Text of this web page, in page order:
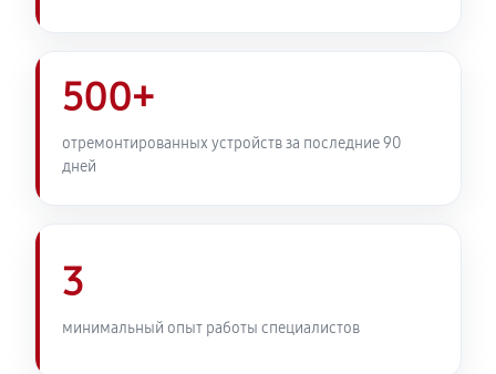
500+
отремонтированных устройств за последние 90
дней
3
минимальный опыт работы специалистов